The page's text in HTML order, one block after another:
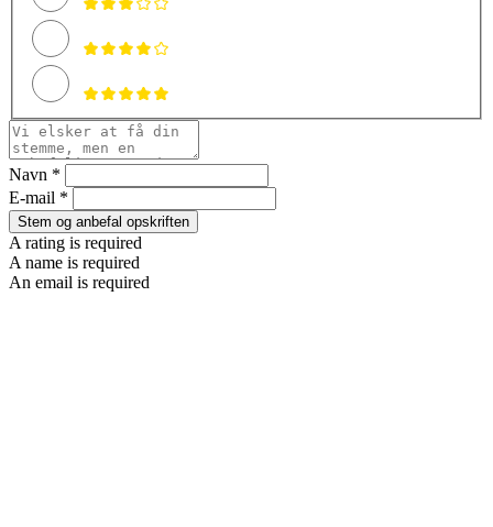
Navn *
E-mail *
Stem og anbefal opskriften
A rating is required
A name is required
An email is required